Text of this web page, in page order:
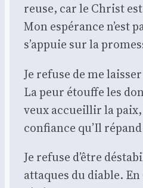
reuse, car le Christ est
Mon espé­rance n’est
s’appuie sur la
Je refuse de me
La peur étouffe les
veux accueillir la
confiance qu’Il
Je refuse d’être
attaques du diable.